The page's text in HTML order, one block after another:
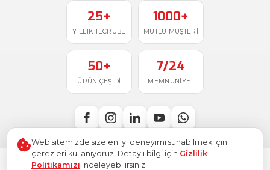
25+
YILLIK TECRÜBE
1000+
MUTLU MÜŞTERI
50+
ÜRÜN ÇEŞIDI
7/24
MEMNUNIYET
Türkiye'de ile üretildi
Web sitemizde size en iyi deneyimi sunabilmek için
çerezleri kullanıyoruz. Detaylı bilgi için Gizlilik
Politikamızı inceleyebilirsiniz.